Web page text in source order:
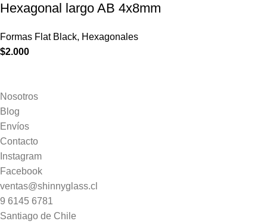
Hexagonal largo AB 4x8mm
Formas Flat Black, Hexagonales
$2.000
Nosotros
Blog
Envíos
Contacto
Instagram
Facebook
ventas@shinnyglass.cl
9 6145 6781
Santiago de Chile